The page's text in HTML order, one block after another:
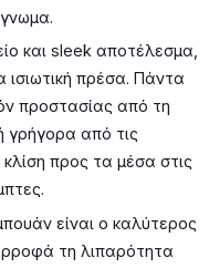
και sleek αποτέλεσμα,
ισιωτική πρέσα. Πάντα
προστασίας από τη
γρήγορα από τις
προς τα μέσα στις
είναι ο καλύτερος
τη λιπαρότητα